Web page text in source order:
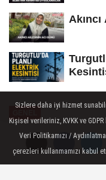
Yayınlanma: 21 Mayıs
Kızılay
Sizlere daha iyi hizmet
Kişisel verileriniz, KVKK ve
Veri Politikamızı /
çerezleri kullanmamızı kabul